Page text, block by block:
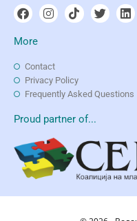
More
Contact
Privacy Policy
Frequently Asked Questions
Proud partner of...